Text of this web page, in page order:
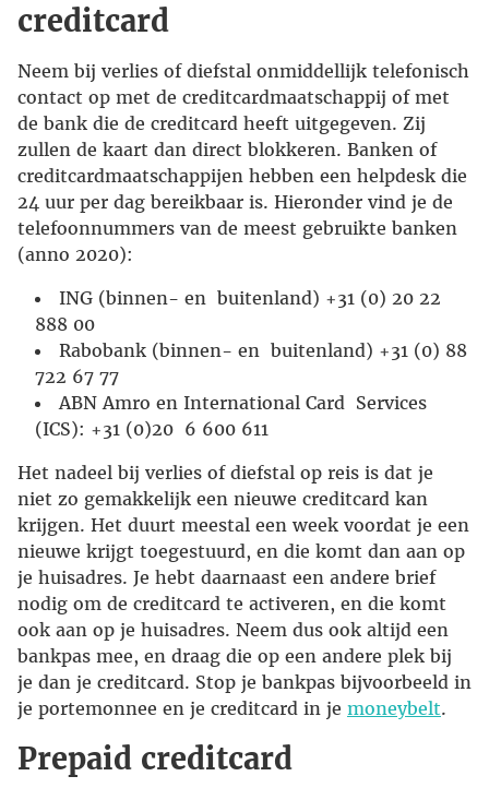
creditcard
Neem bij verlies of diefstal onmiddellijk telefonisch
contact op met de creditcardmaatschappij of met
de bank die de creditcard heeft uitgegeven. Zij
zullen de kaart dan direct blokkeren. Banken of
creditcardmaatschappijen hebben een helpdesk die
24 uur per dag bereikbaar is. Hieronder vind je de
telefoonnummers van de meest gebruikte banken
(anno 2020):
ING (binnen- en buitenland) +31 (0) 20 22
888 00
Rabobank (binnen- en buitenland) +31 (0) 88
722 67 77
ABN Amro en International Card Services
(ICS): +31 (0)20 6 600 611
Het nadeel bij verlies of diefstal op reis is dat je
niet zo gemakkelijk een nieuwe creditcard kan
krijgen. Het duurt meestal een week voordat je een
nieuwe krijgt toegestuurd, en die komt dan aan op
je huisadres. Je hebt daarnaast een andere brief
nodig om de creditcard te activeren, en die komt
ook aan op je huisadres. Neem dus ook altijd een
bankpas mee, en draag die op een andere plek bij
je dan je creditcard. Stop je bankpas bijvoorbeeld in
je portemonnee en je creditcard in je moneybelt.
Prepaid creditcard